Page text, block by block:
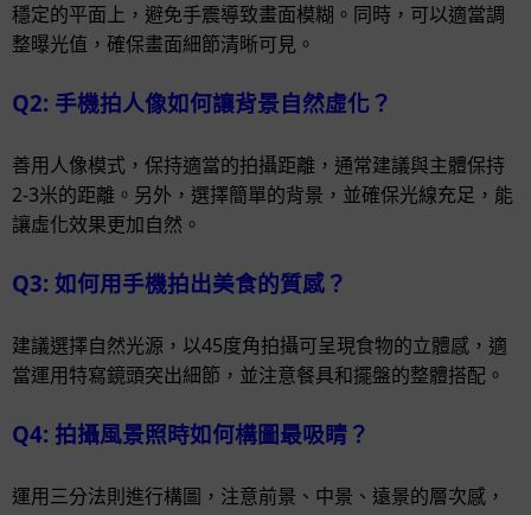
穩定的平面上，避免手震導致畫面模糊。同時，可以適當調
整曝光值，確保畫面細節清晰可見。
Q2: 手機拍人像如何讓背景自然虛化？
善用人像模式，保持適當的拍攝距離，通常建議與主體保持
2-3米的距離。另外，選擇簡單的背景，並確保光線充足，能
讓虛化效果更加自然。
Q3: 如何用手機拍出美食的質感？
建議選擇自然光源，以45度角拍攝可呈現食物的立體感，適
當運用特寫鏡頭突出細節，並注意餐具和擺盤的整體搭配。
Q4: 拍攝風景照時如何構圖最吸睛？
運用三分法則進行構圖，注意前景、中景、遠景的層次感，